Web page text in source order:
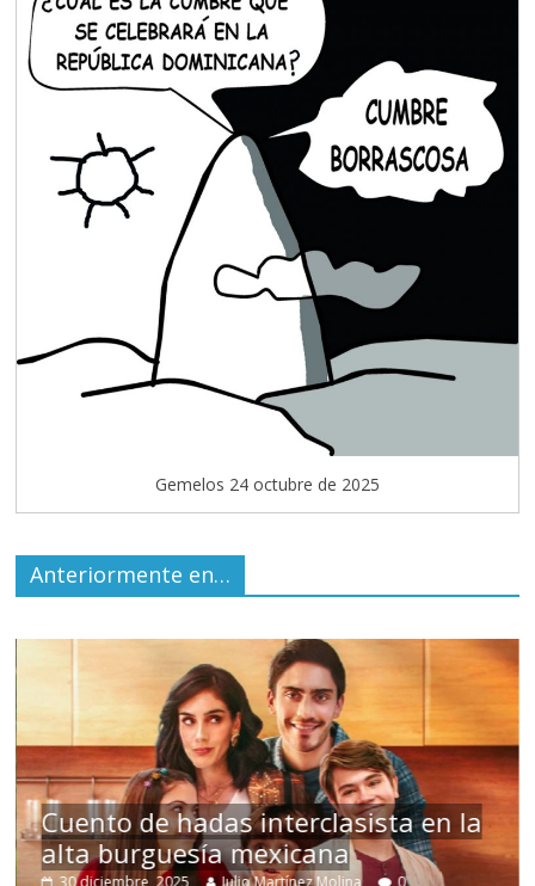
Gemelos 24 octubre de 2025
Anteriormente en…
Cuento de hadas interclasista en la
alta burguesía mexicana